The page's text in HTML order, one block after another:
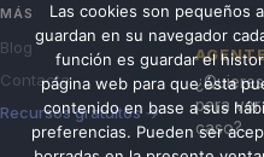
MÁS
Blog
Contacta
Recursos gratuitos →
para
caso?
Las cookies son pequeños
guardan en su navegador
función es guardar el
página web para que ésta
contenido en base a sus
preferencias. Pueden ser